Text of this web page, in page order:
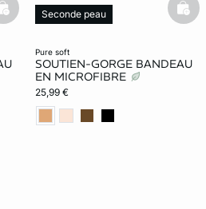
basketfull
pure soft
SOUTIEN-GORGE BANDEAU
EN MICROFIBRE
25,99 €
Seconde peau
Nouveauté